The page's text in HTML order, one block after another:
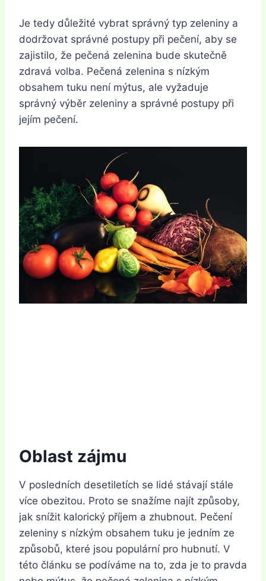
Je tedy důležité vybrat správný typ zeleniny a
dodržovat správné postupy při pečení, aby se
zajistilo, že pečená zelenina bude skutečně
zdravá volba. Pečená zelenina s nízkým
obsahem tuku není mýtus, ale vyžaduje
správný výběr zeleniny a správné postupy při
jejím pečení.
Oblast zájmu
V posledních desetiletích se lidé stávají stále
více obezitou. Proto se snažíme najít způsoby,
jak snížit kalorický příjem a zhubnout. Pečení
zeleniny s nízkým obsahem tuku je jedním ze
způsobů, které jsou populární pro hubnutí. V
této článku se podíváme na to, zda je to pravda